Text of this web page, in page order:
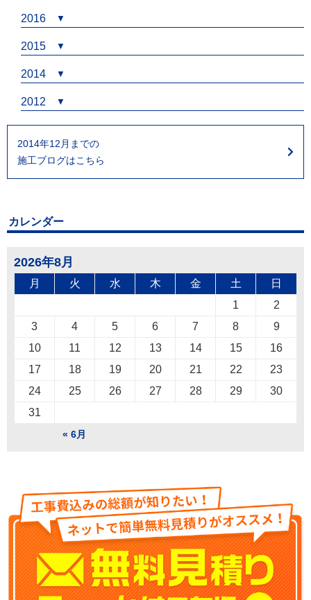
2016
2015
2014
2012
2014年12月までの
施工ブログはこちら
カレンダー
2026年8月
月 火 水 木 金 土 日
« 6月
1
2
3
4 5 6 7 8
9
10
11 12 13 14 15
16
17
18 19 20 21 22
23
24
25 26 27 28 29
30
31